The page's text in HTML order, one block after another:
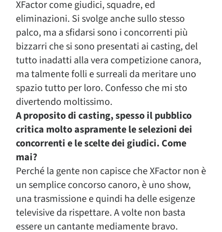
XFactor come giudici, squadre, ed
eliminazioni. Si svolge anche sullo stesso
palco, ma a sfidarsi sono i concorrenti più
bizzarri che si sono presentati ai casting, del
tutto inadatti alla vera competizione canora,
ma talmente folli e surreali da meritare uno
spazio tutto per loro. Confesso che mi sto
divertendo moltissimo.
A proposito di casting, spesso il pubblico
critica molto aspramente le selezioni dei
concorrenti e le scelte dei giudici. Come
mai?
Perché la gente non capisce che XFactor non è
un semplice concorso canoro, è uno show,
una trasmissione e quindi ha delle esigenze
televisive da rispettare. A volte non basta
essere un cantante mediamente bravo.